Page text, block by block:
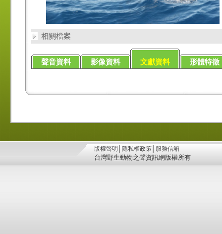
相關檔案
聲音資料 影像資料 文獻資料 形體特徵
版權聲明 隱私權政策 服務信箱
台灣野生動物之聲資訊網版權所有